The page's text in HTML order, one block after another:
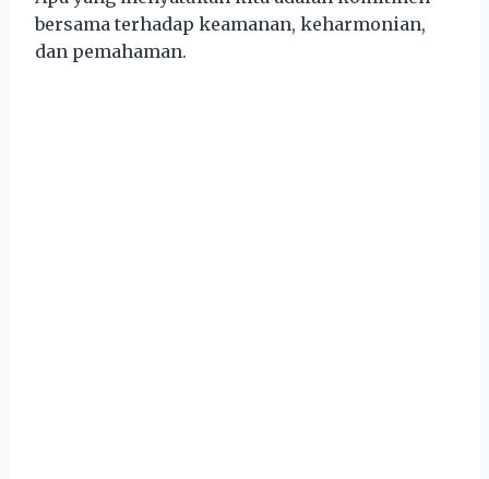
bersama terhadap keamanan, keharmonian,
dan pemahaman.